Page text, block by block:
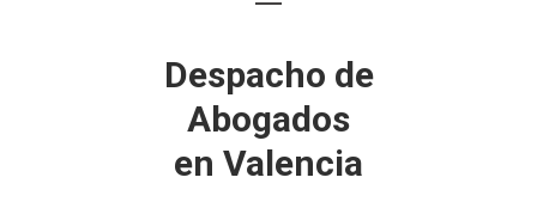
Despacho de
Abogados
en Valencia